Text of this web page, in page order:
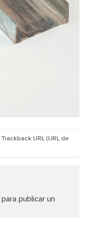
Trackback URL (URL de
para publicar un